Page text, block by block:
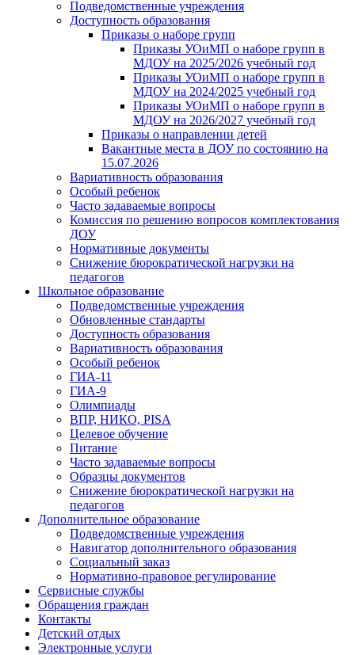
Подведомственные учреждения
Доступность образования
Приказы о наборе групп
Приказы УОиМП о наборе групп в
МДОУ на 2025/2026 учебный год
Приказы УОиМП о наборе групп в
МДОУ на 2024/2025 учебный год
Приказы УОиМП о наборе групп в
МДОУ на 2026/2027 учебный год
Приказы о направлении детей
Вакантные места в ДОУ по состоянию на
15.07.2026
Вариативность образования
Особый ребенок
Часто задаваемые вопросы
Комиссия по решению вопросов комплектования
ДОУ
Нормативные документы
Снижение бюрократической нагрузки на
педагогов
Школьное образование
Подведомственные учреждения
Обновленные стандарты
Доступность образования
Вариативность образования
Особый ребенок
ГИА-11
ГИА-9
Олимпиады
ВПР, НИКО, PISA
Целевое обучение
Питание
Часто задаваемые вопросы
Образцы документов
Снижение бюрократической нагрузки на
педагогов
Дополнительное образование
Подведомственные учреждения
Навигатор дополнительного образования
Социальный заказ
Нормативно-правовое регулирование
Сервисные службы
Обращения граждан
Контакты
Детский отдых
Электронные услуги